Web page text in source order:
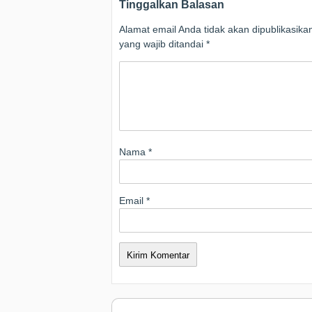
Tinggalkan Balasan
Alamat email Anda tidak akan
yang wajib ditandai *
Nama *
Email *